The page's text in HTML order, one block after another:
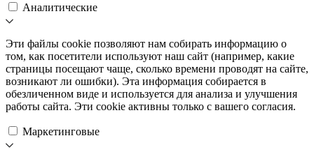
Аналитические
Эти файлы cookie позволяют нам собирать информацию о
том, как посетители используют наш сайт (например, какие
страницы посещают чаще, сколько времени проводят на сайте,
возникают ли ошибки). Эта информация собирается в
обезличенном виде и используется для анализа и улучшения
работы сайта. Эти cookie активны только с вашего согласия.
Маркетинговые